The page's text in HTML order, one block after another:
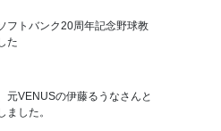
フトバンク20周年記念野球教
た
元VENUSの伊藤るうなさんと
ました。